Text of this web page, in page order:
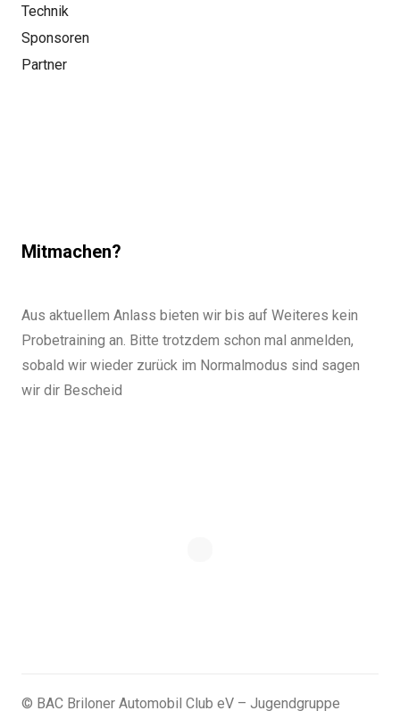
Technik
Sponsoren
Partner
Mitmachen?
Aus aktuellem Anlass bieten wir bis auf Weiteres kein
Probetraining an. Bitte trotzdem schon mal anmelden,
sobald wir wieder zurück im Normalmodus sind sagen
wir dir Bescheid
© BAC Briloner Automobil Club eV – Jugendgruppe